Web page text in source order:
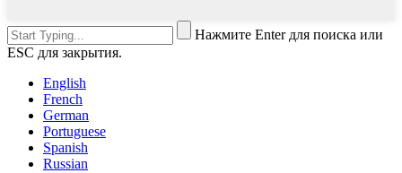
Нажмите Enter для поиска или
ESC для закрытия.
English
French
German
Portuguese
Spanish
Russian